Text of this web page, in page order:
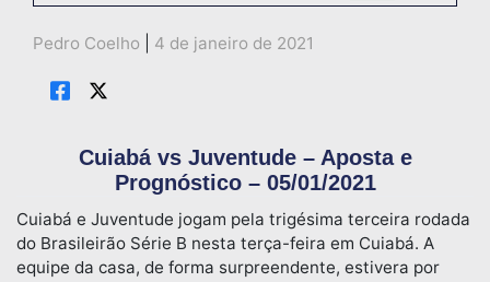
Pedro Coelho 4 de janeiro de 2021
Cuiabá vs Juventude – Aposta e
Prognóstico – 05/01/2021
Cuiabá e Juventude jogam pela trigésima terceira rodada
do Brasileirão Série B nesta terça-feira em Cuiabá. A
equipe da casa, de forma surpreendente, estivera por